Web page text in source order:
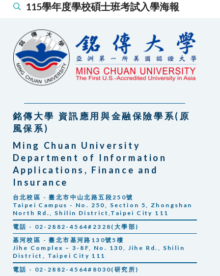
115學年度學校碩士班考試入學海報
銘傳大學 資訊應用與金融保險學系(原
風保系)
Ming Chuan University
Department of Information
Applications, Finance and
Insurance
台北校區 - 臺北市中山北路五段250號
Taipei Campus - No. 250, Section 5, Zhongshan
North Rd., Shilin District,Taipei City 111
電話 - 02-2882-4564#2328(大學部)
基河校區 - 臺北市基河路130號5樓
Jihe Complex – 3-8F, No. 130, Jihe Rd., Shilin
District, Taipei City 111
電話 - 02-2882-4564#8030(研究所)